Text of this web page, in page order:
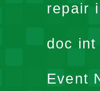
repair
doc
Event